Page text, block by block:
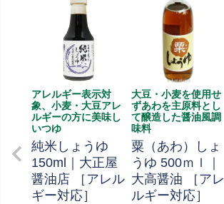
アレルギー表示対
象、小麦・大豆アレ
ルギーの方に美味し
いつゆ
純米しょうゆ
150ml｜大正屋
醤油店 ［アレル
ギー対応］
大豆・小麦を使用せ
ずあわを主原料とし
て醸造した醤油風調
味料
粟（あわ）しょ
うゆ 500ｍｌ｜
大高醤油 ［アレ
ルギー対応］